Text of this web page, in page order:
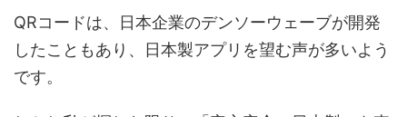
QRコードは、日本企業のデンソーウェーブが開発
したこともあり、日本製アプリを望む声が多いよう
です。